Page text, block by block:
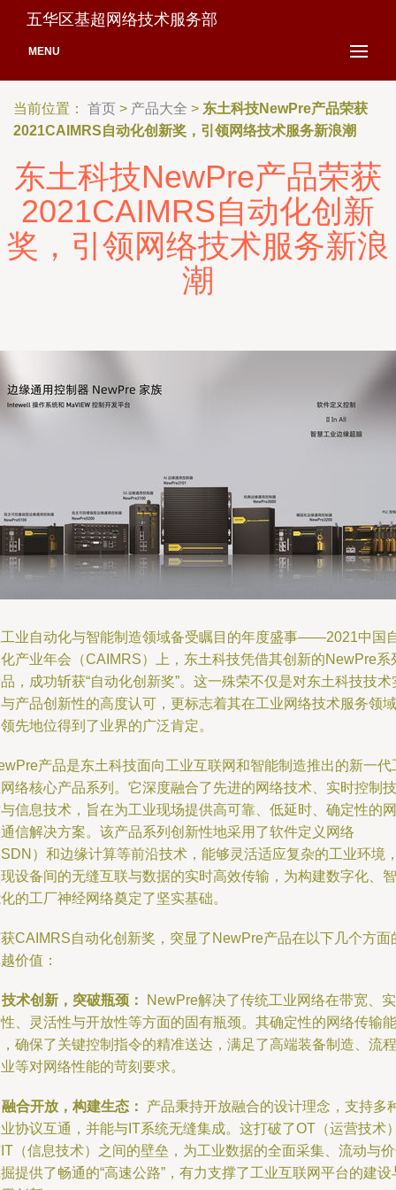
五华区基超网络技术服务部
MENU
当前位置： 首页 > 产品大全 > 东土科技NewPre产品荣获
2021CAIMRS自动化创新奖，引领网络技术服务新浪潮
东土科技NewPre产品荣获
2021CAIMRS自动化创新
奖，引领网络技术服务新浪
潮
业自动化与智能制造领域备受瞩目的年度盛事——2021中国
产业年会（CAIMRS）上，东土科技凭借其创新的NewPre系
，成功斩获“自动化创新奖”。这一殊荣不仅是对东土科技技术
产品创新性的高度认可，更标志着其在工业网络技术服务领域
先地位得到了业界的广泛肯定。
产品是东土科技面向工业互联网和智能制造推出的新一代
络核心产品系列。它深度融合了先进的网络技术、实时控制技
信息技术，旨在为工业现场提供高可靠、低延时、确定性的网
信解决方案。该产品系列创新性地采用了软件定义网络
）和边缘计算等前沿技术，能够灵活适应复杂的工业环境
设备间的无缝互联与数据的实时高效传输，为构建数字化、智
的工厂神经网络奠定了坚实基础。
CAIMRS自动化创新奖，突显了NewPre产品在以下几个方面
价值：
术创新，突破瓶颈：
NewPre解决了传统工业网络在带宽、实
、灵活性与开放性等方面的固有瓶颈。其确定性的网络传输能
确保了关键控制指令的精准送达，满足了高端装备制造、流程
等对网络性能的苛刻要求。
合开放，构建生态：
产品秉持开放融合的设计理念，支持多
协议互通，并能与IT系统无缝集成。这打破了OT（运营技术
（信息技术）之间的壁垒，为工业数据的全面采集、流动与
提供了畅通的“高速公路”，有力支撑了工业互联网平台的建设